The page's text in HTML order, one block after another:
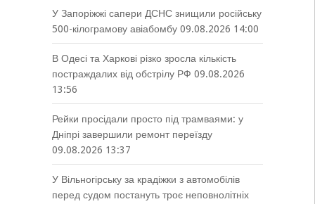
У Запоріжжі сапери ДСНС знищили російську
500-кілограмову авіабомбу 09.08.2026 14:00
В Одесі та Харкові різко зросла кількість
постраждалих від обстрілу РФ 09.08.2026
13:56
Рейки просідали просто під трамваями: у
Дніпрі завершили ремонт переїзду
09.08.2026 13:37
У Вільногірську за крадіжки з автомобілів
перед судом постануть троє неповнолітніх